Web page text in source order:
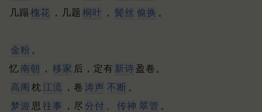
几蹋 槐花 ，几题 桐叶 ， 鬓丝 偷换 。
金粉 。
忆南朝 ， 移家 后，定有 新诗 盈卷。
高阁 枕江流 ，卷 涛声 不断 。
梦游 思 往事 ，尽 分付 传神 翠管 。